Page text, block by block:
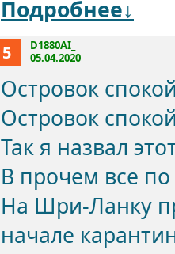
Подробнее↓
5
D1880AI_
05.04.2020
Островок
Островок
Так я назвал
В прочем все по
На Шри-Ланку
начале